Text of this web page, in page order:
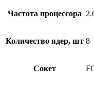
Частота процессора
Количество ядер, шт 8
Сокет